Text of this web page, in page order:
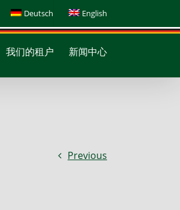
Deutsch English
我们的租户 新闻中心
Previous